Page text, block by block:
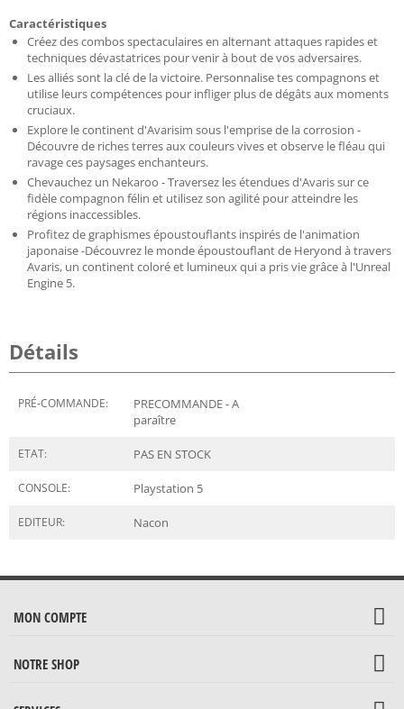
Caractéristiques
Créez des combos spectaculaires en alternant attaques rapides et
techniques dévastatrices pour venir à bout de vos adversaires.
Les alliés sont la clé de la victoire. Personnalise tes compagnons et
utilise leurs compétences pour infliger plus de dégâts aux moments
cruciaux.
Explore le continent d'Avarisim sous l'emprise de la corrosion -
Découvre de riches terres aux couleurs vives et observe le fléau qui
ravage ces paysages enchanteurs.
Chevauchez un Nekaroo - Traversez les étendues d'Avaris sur ce
fidèle compagnon félin et utilisez son agilité pour atteindre les
régions inaccessibles.
Profitez de graphismes époustouflants inspirés de l'animation
japonaise -Découvrez le monde époustouflant de Heryond à travers
Avaris, un continent coloré et lumineux qui a pris vie grâce à l'Unreal
Engine 5.
Détails
PRÉ-COMMANDE:
PRECOMMANDE - A
paraître
ETAT: PAS EN STOCK
CONSOLE: Playstation 5
EDITEUR: Nacon
MON COMPTE
NOTRE SHOP